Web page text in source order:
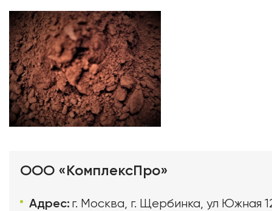
ООО «КомплексПро»
Адрес: г. Москва, г. Щербинка, ул Южная